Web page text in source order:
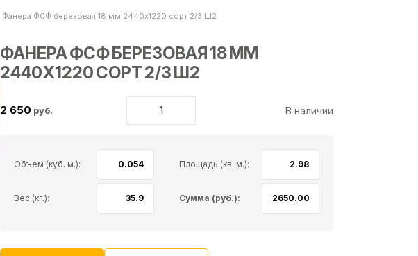
Фанера ФСФ березовая 18 мм 2440х1220 сорт 2/3 Ш2
ФАНЕРА ФСФ БЕРЕЗОВАЯ 18 ММ
2440Х1220 СОРТ 2/3 Ш2
2 650 руб. В наличии
Объем (куб. м.): Площадь (кв. м.):
Вес (кг.): Сумма (руб.):